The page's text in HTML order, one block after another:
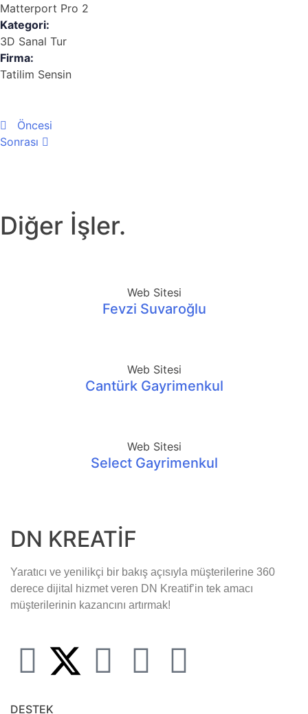
Matterport Pro 2
Kategori:
3D Sanal Tur
Firma:
Tatilim Sensin
Öncesi
Sonrası
Diğer İşler.
Web Sitesi
Fevzi Suvaroğlu
Web Sitesi
Cantürk Gayrimenkul
Web Sitesi
Select Gayrimenkul
DN KREATİF
Yaratıcı ve yenilikçi bir bakış açısıyla müşterilerine 360
derece dijital hizmet veren DN Kreatif’in tek amacı
müşterilerinin kazancını artırmak!
DESTEK